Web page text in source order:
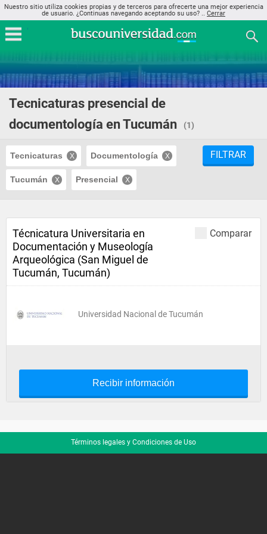
Nuestro sitio utiliza cookies propias y de terceros para ofrecerte una mejor experiencia
de usuario. ¿Continuas navegando aceptando su uso? .. Cerrar
Tecnicaturas presencial de
documentología en Tucumán
(1)
Tecnicaturas Documentología
Tucumán Presencial
FILTRAR
Comparar
Técnicatura Universitaria en
Documentación y Museología
Arqueológica (San Miguel de
Tucumán, Tucumán)
Universidad Nacional de Tucumán
Recibir información
Términos legales y Condiciones de Uso